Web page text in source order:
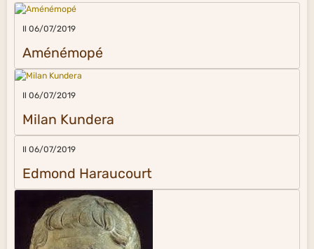
Il 06/07/2019
Aménémopé
Il 06/07/2019
Milan Kundera
Il 06/07/2019
Edmond Haraucourt